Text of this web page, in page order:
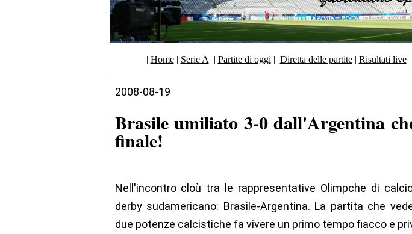
| Home| Serie A | Partite di oggi | Diretta delle partite| Risultati live|
2008-08-19
Brasile umiliato 3-0 dall'Argentina
finale!
Nell'incontro cloù tra le rappresentative Olimpche di
derby sudamericano: Brasile-Argentina. La partita che
due potenze calcistiche fa vivere un primo tempo fiacco e